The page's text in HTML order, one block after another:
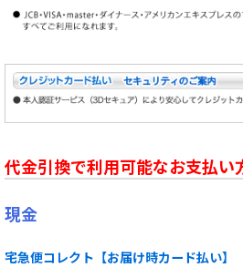
代金引換で利用可能なお支払い
現金
宅急便コレクト【お届け時カード払い】